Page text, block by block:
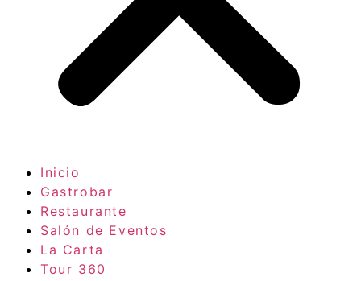
Inicio
Gastrobar
Restaurante
Salón de Eventos
La Carta
Tour 360